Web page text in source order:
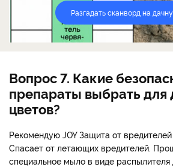
Разгадать сканворд на
Вопрос 7. Какие
препараты выбрать
цветов?
Рекомендую JOY Защита от
Спасает от летающих вредителей.
специальное мыло в виде распылителя